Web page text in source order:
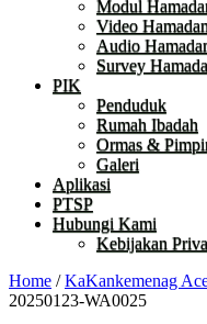
Modul
Video
Audio
Survey
PIK
Penduduk
Rumah Ibadah
Ormas &
Galeri
Aplikasi
PTSP
Hubungi Kami
Kebijakan
Home /KaKankemenag
20250123-WA0025